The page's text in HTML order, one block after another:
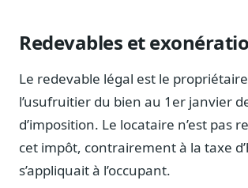
Consultants seniors, plateforme Legiwatch
Guides pratiques
17 guides sur le Parlement, la procédure,
Blog & Podcast Hémicycle
Redevables et
Le redevable légal est le
l’usufruitier du bien au 1er janvier
d’imposition. Le locataire n’est pas
cet impôt, contrairement à la taxe
s’appliquait à l’occupant.